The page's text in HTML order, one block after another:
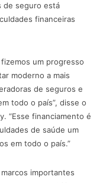
de seguro está
financeiras
um progresso
moderno a mais
de seguros e
todo o país”, disse o
“Esse financiamento é
de saúde um
em todo o país.”
importantes